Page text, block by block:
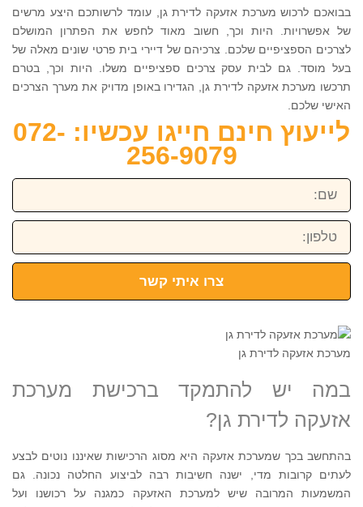
בבואכם לרכוש מערכת אזעקה לדירת גן, עומד לרשותכם היצע מרשים
של אפשרויות. היות וכך, חשוב מאוד לחפש את הפתרון המושלם
לצרכים הספציפיים שלכם. צרכיהם של דיירי בית פרטי שונים מאלה של
בעל מוסד. גם לבית עסק צרכים ספציפיים משלו. היות וכך, בטרם
תרכשו מערכת אזעקה לדירת גן, הגדירו באופן מדויק את מערך הצרכים
האישי שלכם.
לייעוץ חינם חייגו עכשיו: 072-
256-9079
שם:
טלפון:
צרו איתי קשר
מערכת אזעקה לדירת גן
במה יש להתמקד ברכישת מערכת
אזעקה לדירת גן?
בהתחשב בכך שמערכת אזעקה היא מסוג הרכישות שאיננו נוטים לבצע
לעתים קרובות מדי, ישנה חשיבות רבה לביצוע החלטה נכונה. גם
המשמעות המרובה שיש למערכת האזעקה כמגנה על רכושנו ועל